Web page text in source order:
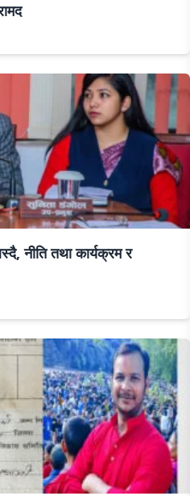
नीति तथा कार्यक्रम र